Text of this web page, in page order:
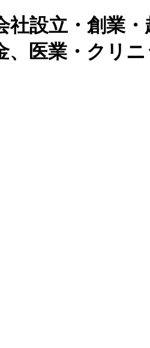
設立・創業
医業・クリ